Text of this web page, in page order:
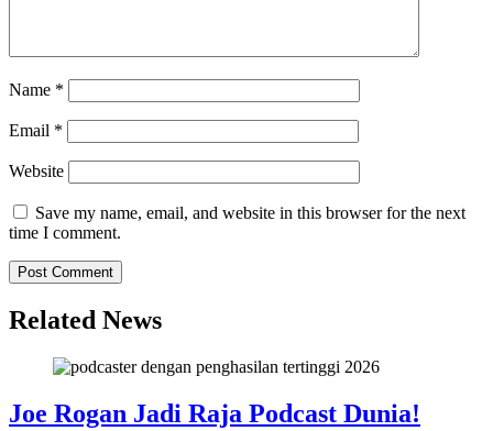
Name *
Email *
Website
Save my name, email, and website in this browser for the next
time I comment.
Related News
Joe Rogan Jadi Raja Podcast Dunia!